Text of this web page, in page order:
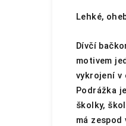
Lehké,
Dívčí
motivem
vykrojení v
Podrážka
školky,
má